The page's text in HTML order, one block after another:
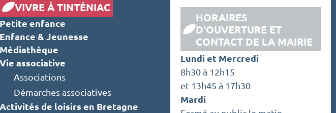
VIVRE À TINTÉNIAC
Petite enfance
Enfance & Jeunesse
Médiathèque
Vie associative
Associations
Démarches associatives
Activités de loisirs en Bretagne
HORAIRES
D'OUVERTURE ET
CONTACT DE LA MAIRIE
Lundi et Mercredi
8h30 à 12h15
et 13h45 à 17h30
Mardi